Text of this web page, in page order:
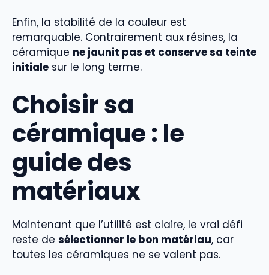
Enfin, la stabilité de la couleur est
remarquable. Contrairement aux résines, la
céramique ne jaunit pas et conserve sa teinte
initiale sur le long terme.
Choisir sa
céramique : le
guide des
matériaux
Maintenant que l’utilité est claire, le vrai défi
reste de sélectionner le bon matériau, car
toutes les céramiques ne se valent pas.